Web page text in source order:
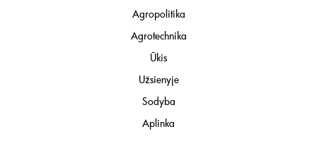
Agropolitika
Agrotechnika
Ūkis
Užsienyje
Sodyba
Aplinka